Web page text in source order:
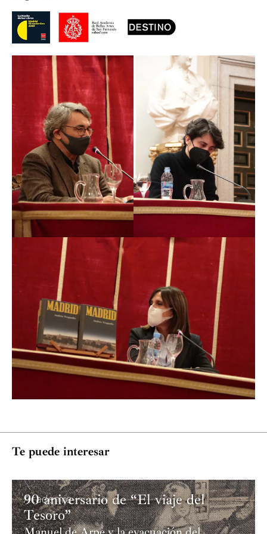
publicada en 2015. Ha recibido, entre otros, el premio
de las Letras de la Comunidad de Madrid (2003) y el de
más recientes son El Rastro (2018) yMadrid
(2020), la
historia de una vida y de una ciudad.
Te puede interesar
Academia
90 aniversario de “El viaje del
Tesoro”